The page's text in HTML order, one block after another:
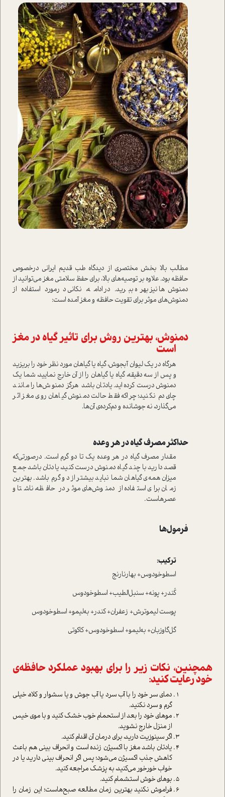
مطالب بالا بخش مختصری از دیدگاه طب قدیم ایرانی درخصوص
حافظه بود. علاوه بر توصیه‌های بالا، برای حفظ سلامتی مغز می‌توانید از
دمنوش‌ها نیز بهره ببرید. در ادامه، نکانی درمورد استفاده از
دمنوش‌های موثر برای تقویت حافظه و مغز آمده است:
دمنوش، بهترین روش برای تاثیر گیاه در مغز
است
هرگاه در یک لیوان آبجوش، گیاه یا گیاهان مورد نظر خود را بریزید
و پس از سه دقیقه، گیاه یا گیاهان را از آن خارج نمایید، شما یک
دمنوش درست کرده‌اید. یادتان باشد هرگز دمنوش‌ها را مانند
چای دم نکنید؛ چراکه فقط حالت دمنوش گیاهان روی مغز اثر
می‌گذارد، نه جوشانده و دم‌کرده‌ی آن‌ها.
حداکثر مصرف گیاه در هر وعده
مقدار مصرف گیاه در هر وعده یک تا دو گرم است. درصورتی‌که
قصد دارید با چند گیاه دمنوش درست کنید، یادتان باشد جمع
میزان همه‌ی گیاهان شما نباید بیشتر از دو گرم باشد. بهترین
زمان برای استفاده از دمنوش‌های موثر در حافظه، ناشتا و
عصرهاست.
فرمول‌ها
ترکیب:
اسطوخودوس+ بهارنارنج
کُندر+ پونه+ سنبل‌الطیب+ اسطوخودوس
پوست لیموترش+ زعفران+ کندر+ به‌لیمو+ اسطوخودوس
گل‌گاوزبان+ به‌لیمو+ اسطوخودوس+ کاکوتی
همچنین، نکات زیر را برای بهبود عملکرد حافظه‌ی
خود رعایت کنید:
دمای سر خود را با آب سرد یا آب جوش و یا سشوار و کلاه، خیلی
گرم و سرد نکنید.
موهای خود را بعد از استحمام خوب خشک کنید و با موی خیس
از منزل خارج نشوید.
اگر سینوزیت دارید، برای درمان آن اقدام کنید.
یادتان باشد مغز با اکسیژن زنده است و انحراف بینی هم باعث
کاهش جذب اکسیژن می‌شود؛ پس اگر انحراف بینی دارید یا در
خواب خورخور می‌کنید، به پزشک مراجعه کنید.
بو‌های خوش استشمام کنید.
فراموش نکنید بهترین زمان مطالعه صبح‌هاست؛ این زمان را